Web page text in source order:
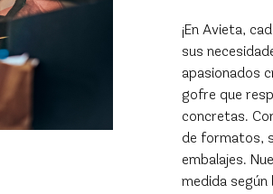
¡En Avieta,
sus
apasionados
gofre que
concretas.
de formatos,
embalajes.
medida según